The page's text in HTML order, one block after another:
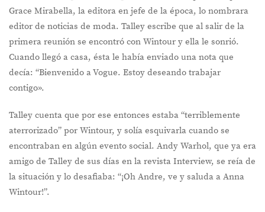
Grace Mirabella, la editora en jefe de la época, lo nombrara
editor de noticias de moda. Talley escribe que al salir de la
primera reunión se encontró con Wintour y ella le sonrió.
Cuando llegó a casa, ésta le había enviado una nota que
decía: “Bienvenido a Vogue. Estoy deseando trabajar
contigo».
Talley cuenta que por ese entonces estaba “terriblemente
aterrorizado” por Wintour, y solía esquivarla cuando se
encontraban en algún evento social. Andy Warhol, que ya era
amigo de Talley de sus días en la revista Interview, se reía de
la situación y lo desafiaba: “¡Oh Andre, ve y saluda a Anna
Wintour!”.